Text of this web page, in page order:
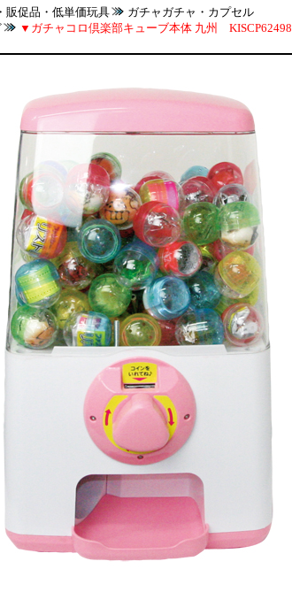
販促品・低単価玩具
ガチャガチャ・カプセル
▼ガチャコロ倶楽部キューブ本体 九州 KISCP62498